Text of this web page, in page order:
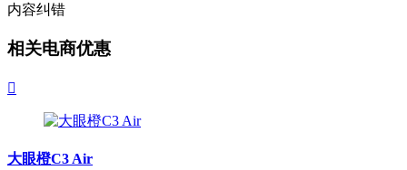
内容纠错
相关电商优惠

大眼橙C3 Air